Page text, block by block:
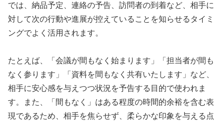
では、納品予定、連絡の予告、訪問者の到着など、相手に
対して次の行動や進展が控えていることを知らせるタイミ
ングでよく活用されます。
たとえば、「会議が間もなく始まります」「担当者が間も
なく参ります」「資料を間もなく共有いたします」など、
相手に安心感を与えつつ状況を予告する目的で使われま
す。また、「間もなく」はある程度の時間的余裕を含む表
現であるため、相手を焦らせず、柔らかな印象を与える点